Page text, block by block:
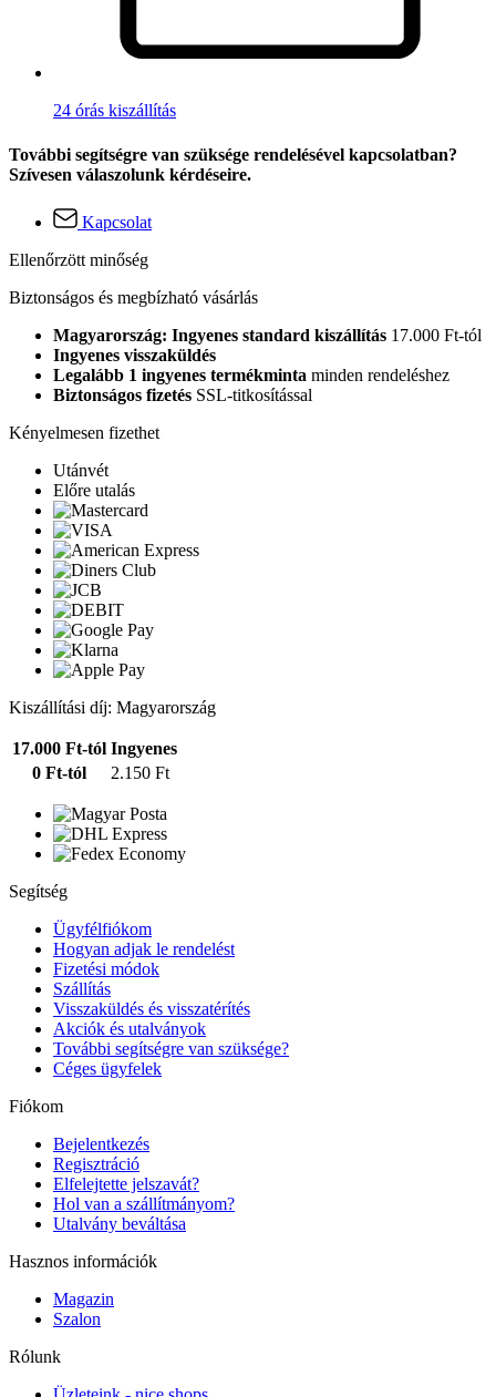
24 órás kiszállítás
További segítségre van szüksége rendelésével kapcsolatban?
Szívesen válaszolunk kérdéseire.
Kapcsolat
Ellenőrzött minőség
Biztonságos és megbízható vásárlás
Magyarország: Ingyenes standard kiszállítás 17.000 Ft-tól
Ingyenes visszaküldés
Legalább 1 ingyenes termékminta minden rendeléshez
Biztonságos fizetés SSL-titkosítással
Kényelmesen fizethet
Utánvét
Előre utalás
Kiszállítási díj: Magyarország
17.000 Ft-tól Ingyenes
0 Ft-tól
2.150 Ft
Segítség
Ügyfélfiókom
Hogyan adjak le rendelést
Fizetési módok
Szállítás
Visszaküldés és visszatérítés
Akciók és utalványok
További segítségre van szüksége?
Céges ügyfelek
Fiókom
Bejelentkezés
Regisztráció
Elfelejtette jelszavát?
Hol van a szállítmányom?
Utalvány beváltása
Hasznos információk
Magazin
Szalon
Rólunk